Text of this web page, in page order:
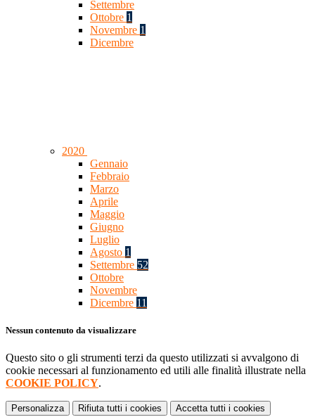
Settembre
Ottobre 1
Novembre 1
Dicembre
2020
Gennaio
Febbraio
Marzo
Aprile
Maggio
Giugno
Luglio
Agosto 1
Settembre 52
Ottobre
Novembre
Dicembre 11
Nessun contenuto da visualizzare
Questo sito o gli strumenti terzi da questo utilizzati si avvalgono di
cookie necessari al funzionamento ed utili alle finalità illustrate nella
COOKIE POLICY.
Personalizza Rifiuta tutti i cookies Accetta tutti i cookies